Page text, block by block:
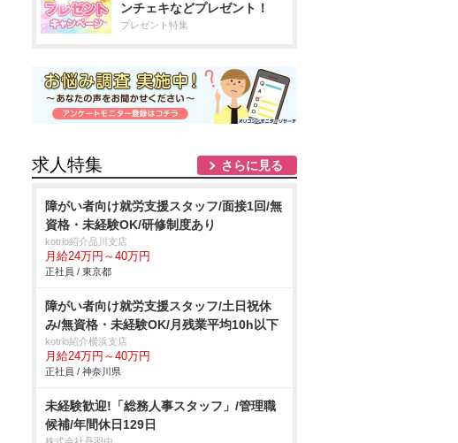
ンチェキなどプレゼント！
プレゼント特集
求人特集 さらに見る
障がい者向け就労支援スタッフ/面接1回/無
資格・未経験OK/研修制度あり
kotrio紹介品川支店
月給24万円～40万円
正社員 / 東京都
障がい者向け就労支援スタッフ/土日祝休
み/無資格・未経験OK/月残業平均10h以下
kotrio紹介横浜支店
月給24万円～40万円
正社員 / 神奈川県
未経験歓迎!「総務人事スタッフ」/管理職
候補/年間休日129日